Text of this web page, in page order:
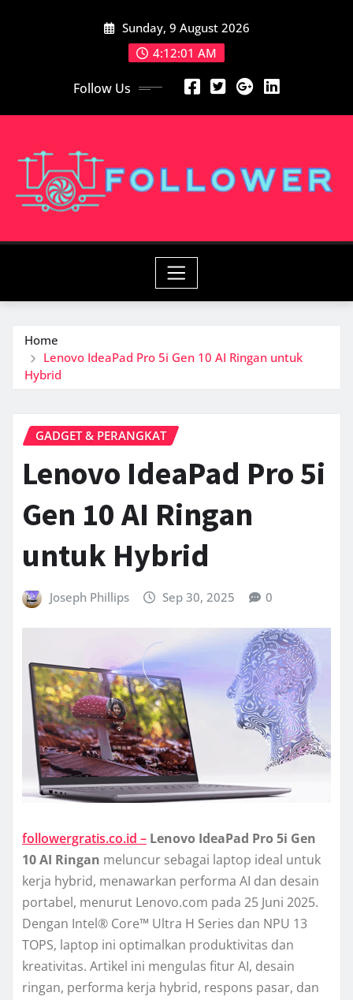
Sunday, 9 August 2026
4:12:03 AM
Follow Us
Home
Lenovo IdeaPad Pro 5i Gen 10 AI Ringan untuk
Hybrid
GADGET & PERANGKAT
Lenovo IdeaPad Pro 5i
Gen 10 AI Ringan
untuk Hybrid
Joseph Phillips Sep 30, 2025 0
followergratis.co.id – Lenovo IdeaPad Pro 5i Gen
10 AI Ringan meluncur sebagai laptop ideal untuk
kerja hybrid, menawarkan performa AI dan desain
portabel, menurut Lenovo.com pada 25 Juni 2025.
Dengan Intel® Core™ Ultra H Series dan NPU 13
TOPS, laptop ini optimalkan produktivitas dan
kreativitas. Artikel ini mengulas fitur AI, desain
ringan, performa kerja hybrid, respons pasar, dan